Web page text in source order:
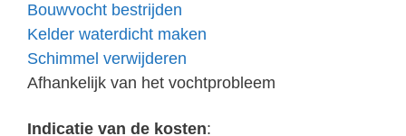
Bouwvocht bestrijden
Kelder waterdicht maken
Schimmel verwijderen
Afhankelijk van het vochtprobleem
Indicatie van de kosten: